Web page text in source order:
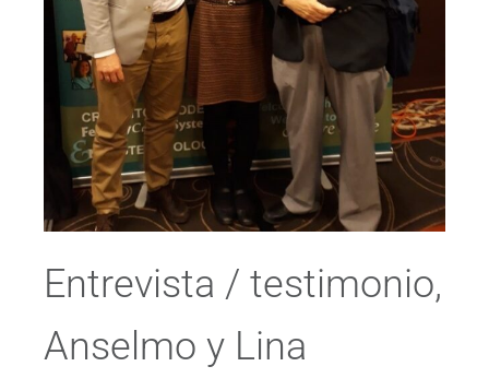
Entrevista / testimonio,
Anselmo y Lina